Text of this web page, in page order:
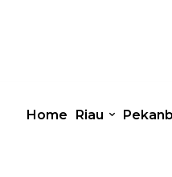
Home Riau